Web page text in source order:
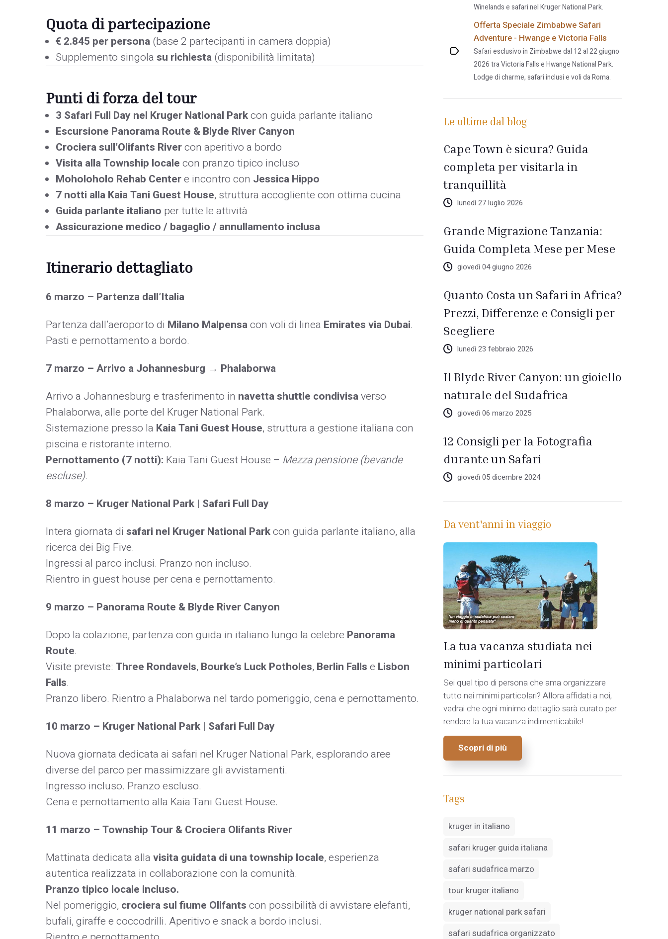
Quota di partecipazione
€ 2.845 per persona(base 2 partecipanti in camera doppia)
Supplemento singolasu richiesta(disponibilità limitata)
Punti di forza del tour
3 Safari Full Day nel Kruger National Parkcon guida parlante italiano
Escursione Panorama Route & Blyde River Canyon
Crociera sull’Olifants Rivercon aperitivo a bordo
Visita alla Township localecon pranzo tipico incluso
Moholoholo Rehab Centere incontro con Jessica Hippo
7 notti alla Kaia Tani Guest House, struttura accogliente con ottima cucina
Guida parlante italiano per tutte le attività
Assicurazione medico / bagaglio / annullamento inclusa
Itinerario dettagliato
6 marzo – Partenza dall’Italia
Partenza dall’aeroporto di Milano Malpensacon voli di linea Emirates via Dubai.
Pasti e pernottamento a bordo.
7 marzo – Arrivo a Johannesburg → Phalaborwa
Arrivo a Johannesburg e trasferimento in navetta shuttle condivisaverso
Phalaborwa, alle porte del Kruger National Park.
Sistemazione presso la Kaia Tani Guest House, struttura a gestione italiana con
piscina e ristorante interno.
Pernottamento (7 notti): Kaia Tani Guest House – Mezza pensione (bevande
escluse).
8 marzo – Kruger National Park | Safari Full Day
Intera giornata di safari nel Kruger National Parkcon guida parlante italiano, alla
ricerca dei Big Five.
Ingressi al parco inclusi. Pranzo non incluso.
Rientro in guest house per cena e pernottamento.
9 marzo – Panorama Route & Blyde River Canyon
Dopo la colazione, partenza con guida in italiano lungo la celebre Panorama
Route.
Visite previste: Three Rondavels, Bourke’s Luck Potholes, Berlin Fallse Lisbon
Falls.
Pranzo libero. Rientro a Phalaborwa nel tardo pomeriggio, cena e pernottamento.
10 marzo – Kruger National Park | Safari Full Day
Nuova giornata dedicata ai safari nel Kruger National Park, esplorando aree
diverse del parco per massimizzare gli avvistamenti.
Ingresso incluso. Pranzo escluso.
Cena e pernottamento alla Kaia Tani Guest House.
11 marzo – Township Tour & Crociera Olifants River
Mattinata dedicata allavisita guidata di una township locale, esperienza
autentica realizzata in collaborazione con la comunità.
Pranzo tipico locale incluso.
Nel pomeriggio, crociera sul fiume Olifantscon possibilità di avvistare elefanti,
bufali, giraffe e coccodrilli. Aperitivo e snack a bordo inclusi.
Winelands e safari nel Kruger National Park.
Offerta Speciale Zimbabwe Safari
Adventure - Hwange e Victoria Falls
Safari esclusivo in Zimbabwe dal 12 al 22 giugno
2026 tra Victoria Falls e Hwange National Park.
Lodge di charme, safari inclusi e voli da Roma.
Le ultime dal blog
Cape Town è sicura? Guida
completa per visitarla in
tranquillità
lunedì 27 luglio 2026
Grande Migrazione Tanzania:
Guida Completa Mese per Mese
giovedì 04 giugno 2026
Quanto Costa un Safari in Africa?
Prezzi, Differenze e Consigli per
Scegliere
lunedì 23 febbraio 2026
Il Blyde River Canyon: un gioiello
naturale del Sudafrica
giovedì 06 marzo 2025
12 Consigli per la Fotografia
durante un Safari
giovedì 05 dicembre 2024
Da vent'anni in viaggio
La tua vacanza studiata nei
minimi particolari
Sei quel tipo di persona che ama organizzare
tutto nei minimi particolari? Allora affidati a noi,
vedrai che ogni minimo dettaglio sarà curato per
rendere la tua vacanza indimenticabile!
Scopri di più
Tags
kruger in italiano
safari kruger guida italiana
safari sudafrica marzo
tour kruger italiano
kruger national park safari
safari sudafrica organizzato